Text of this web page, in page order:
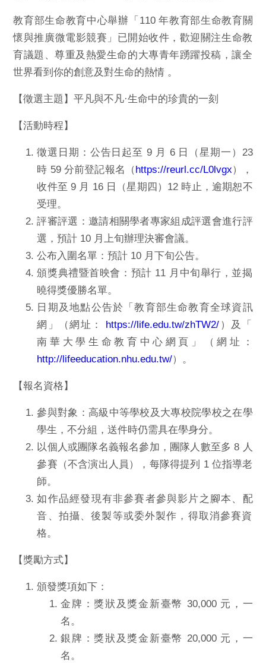
教育部生命教育中心舉辦「110 年教育部生命教育關
懷與推廣微電影競賽」已開始收件，歡迎關注生命教
育議題、尊重及熱愛生命的大專青年踴躍投稿，讓全
世界看到你的創意及對生命的熱情 。
【徵選主題】平凡與不凡·生命中的珍貴的一刻
【活動時程】
徵選日期：公告日起至 9 月 6 日（星期一）23
時 59 分前登記報名（https://reurl.cc/L0lvgx），
收件至 9 月 16 日（星期四）12 時止，逾期恕不
受理。
評審評選：邀請相關學者專家組成評選會進行評
選，預計 10 月
上旬辦理決審會議。
公布入圍名單：預計 10 月下旬公告。
頒獎典禮暨首映會：預計 11 月中旬舉行， 並揭
曉得獎優勝名單。
日期及地點公告於「教育部生命教育全球資訊
網」（網址： https://life.edu.tw/zhTW2/ ）及「
南華大學生命教育中心網頁」（網址：
http://lifeeducation.nhu.edu.tw/）。
【報名資格】
參與對象：高級中等學校及大專校院學校之在學
學生，不分組，送件時仍需具在學身分。
以個人或團隊名義報名參加，團隊人數至多 8 人
參賽（不含演出人員），每隊得提列 1 位指導老
師。
如作品經發現有非參賽者參與影片之腳本、配
音、拍攝、後製等或委外製作，得取消參賽資
格。
【獎勵方式】
頒發獎項如下：
金牌：獎狀及獎金新臺幣 30,000 元，一
名。
銀牌：獎狀及獎金新臺幣 20,000 元，一
名。